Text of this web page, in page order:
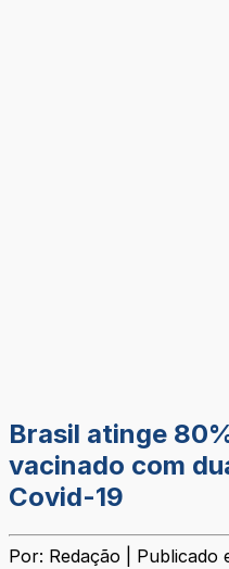
Brasil atinge
vacinado com
Covid-19
Por: Redação | Publicado